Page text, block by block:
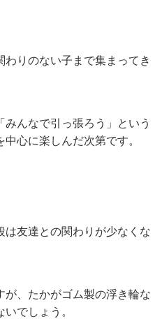
りのない子まで集まってき
んなで引っ張ろう」という
心に楽しんだ次第です。
友達との関わりが少なくな
、たかがゴム製の浮き輪な
でしょう。